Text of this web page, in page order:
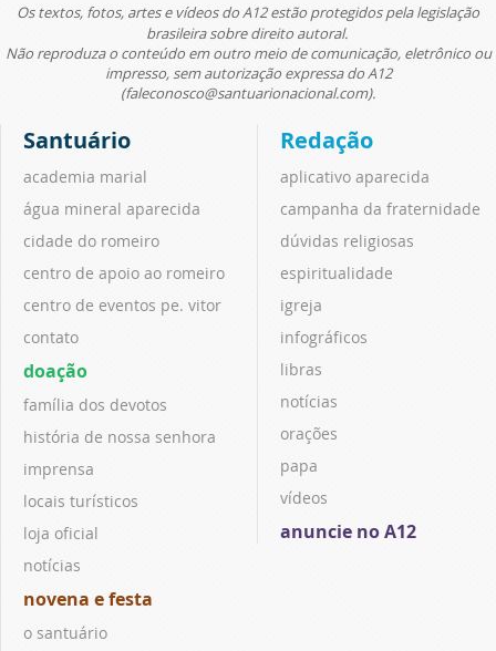
Os textos, fotos, artes e vídeos do A12 estão protegidos pela legislação
brasileira sobre direito autoral.
Não reproduza o conteúdo em outro meio de comunicação, eletrônico ou
impresso, sem autorização expressa do A12
(faleconosco@santuarionacional.com).
Santuário
academia marial
água mineral aparecida
cidade do romeiro
centro de apoio ao romeiro
centro de eventos pe. vitor
contato
doação
família dos devotos
história de nossa senhora
imprensa
locais turísticos
loja oficial
notícias
novena e festa
o santuário
Redação
aplicativo aparecida
campanha da fraternidade
dúvidas religiosas
espiritualidade
igreja
infográficos
libras
notícias
orações
papa
vídeos
anuncie no A12